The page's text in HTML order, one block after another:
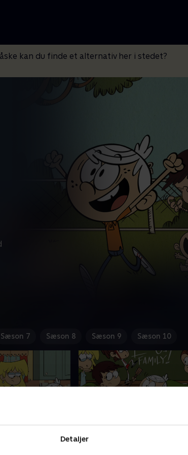
Detaljer
kan du finde et alternativ her i stedet?
Sæson 7 Sæson 8 Sæson 9 Sæson 10
5. Projekt Højs hus